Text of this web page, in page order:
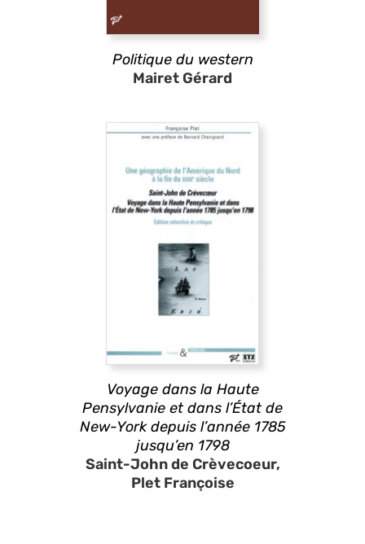
Politique du western
Mairet Gérard
Voyage dans la Haute
Pensylvanie et dans l’État de
New-York depuis l’année 1785
jusqu’en 1798
Saint-John de Crèvecoeur,
Plet Françoise